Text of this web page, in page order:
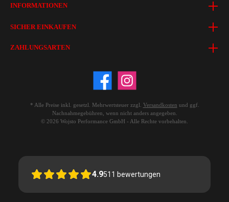
INFORMATIONEN
SICHER EINKAUFEN
ZAHLUNGSARTEN
* Alle Preise inkl. gesetzl. Mehrwertsteuer zzgl. Versandkosten und ggf.
Nachnahmegebühren, wenn nicht anders angegeben.
© 2026 Wojsto Performance GmbH - Alle Rechte vorbehalten.
4.9511 bewertungen